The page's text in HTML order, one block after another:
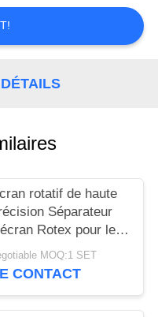
rotatif de haute
Séparateur
Rotex pour le
du sable de
MOQ:1 SET
CONTACT